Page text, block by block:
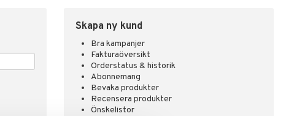
Skapa ny kund
Bra kampanjer
Fakturaöversikt
Orderstatus & historik
Abonnemang
Bevaka produkter
Recensera produkter
Önskelistor